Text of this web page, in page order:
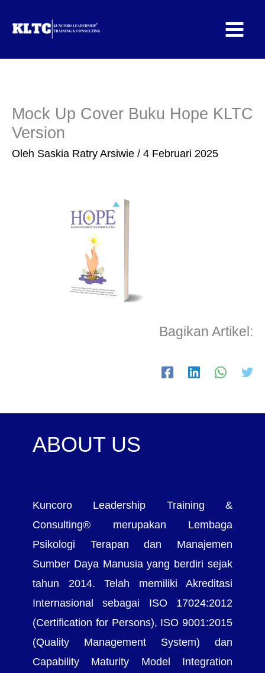
Mock Up Cover Buku Hope KLTC
Version
Oleh Saskia Ratry Arsiwie / 4 Februari 2025
Bagikan Artikel:
ABOUT US
Kuncoro Leadership Training &
Consulting® merupakan Lembaga
Psikologi Terapan dan Manajemen
Sumber Daya Manusia yang berdiri sejak
tahun 2014. Telah memiliki Akreditasi
Internasional sebagai ISO 17024:2012
(Certification for Persons), ISO 9001:2015
(Quality Management System) dan
Capability Maturity Model Integration